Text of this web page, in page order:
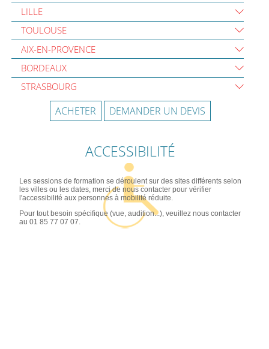
LILLE
TOULOUSE
AIX-EN-PROVENCE
BORDEAUX
STRASBOURG
ACHETER DEMANDER UN DEVIS
ACCESSIBILITÉ
Les sessions de formation se déroulent sur des sites différents selon
les villes ou les dates, merci de nous contacter pour vérifier
l'accessibilité aux personnes à mobilité réduite.
Pour tout besoin spécifique (vue, audition...), veuillez nous contacter
au 01 85 77 07 07.